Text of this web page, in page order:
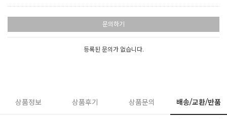
문의하기
등록된 문의가 없습니다.
상품정보 상품후기 상품문의 배송/교환/반품